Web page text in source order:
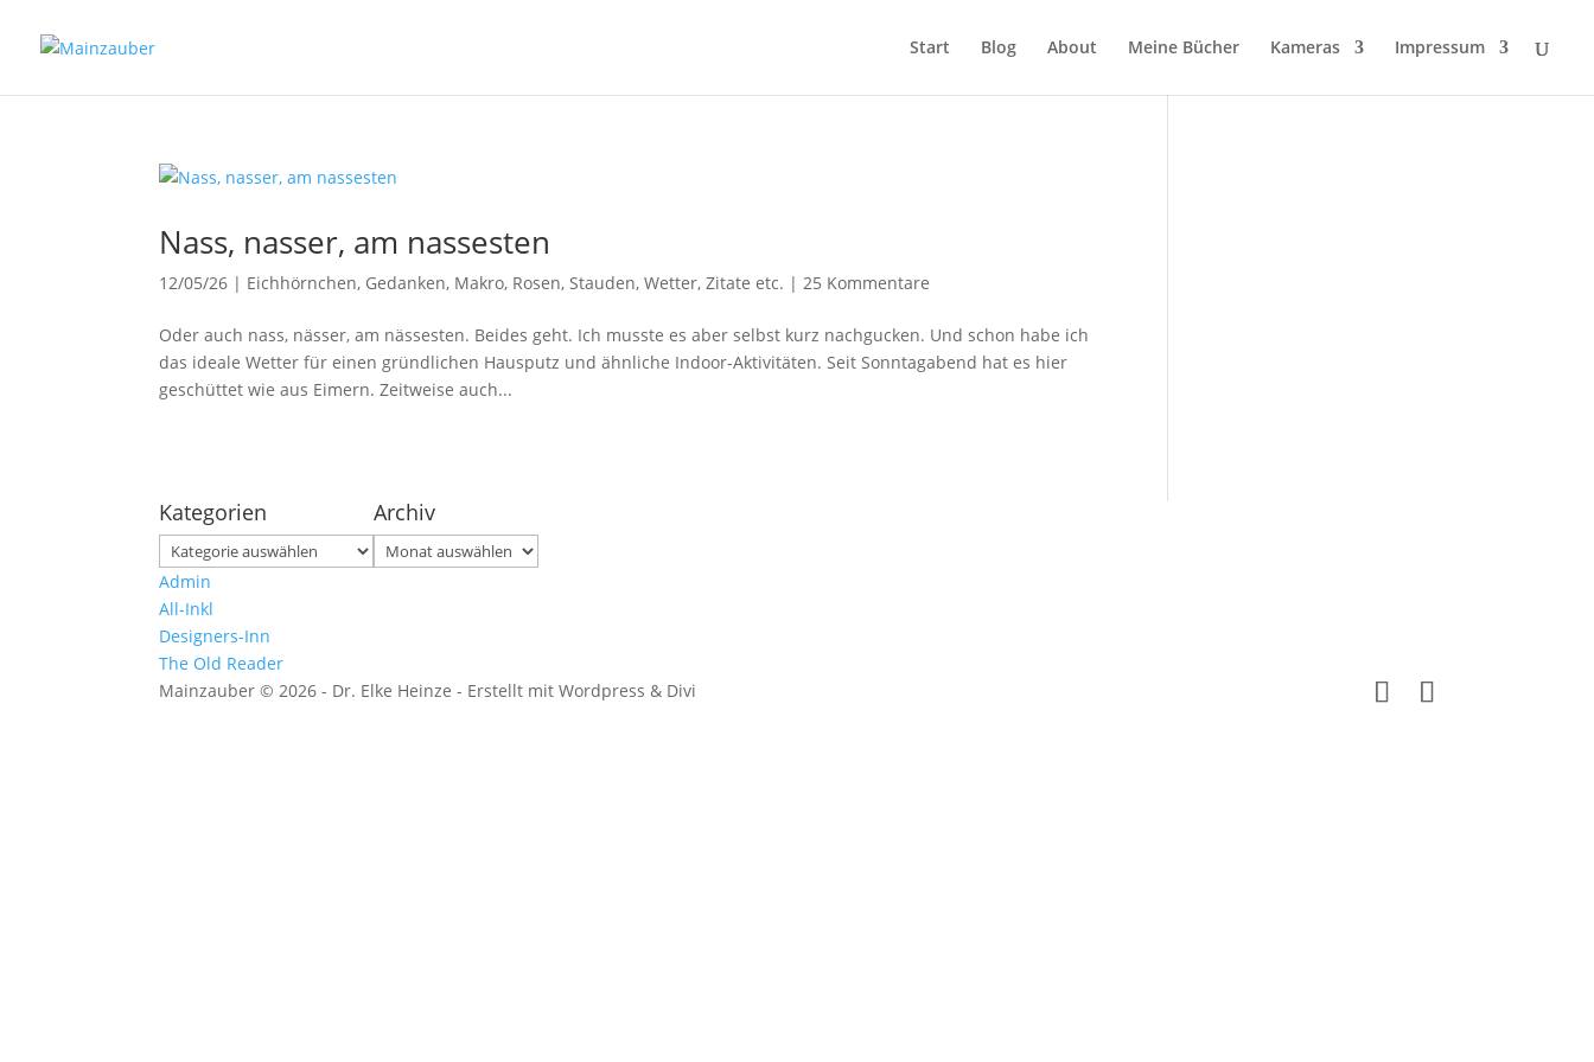
Start Blog About Meine Bücher Kameras Impressum
Nass, nasser, am nassesten
12/05/26 | Eichhörnchen, Gedanken, Makro, Rosen,Stauden,Wetter,Zitate etc. |25 Kommentare
Oder auch nass, nässer, am nässesten. Beides geht. Ich musste es aber selbst kurz nachgucken. Und schon habe ich
das ideale Wetter für einen gründlichen Hausputz und ähnliche Indoor-Aktivitäten. Seit Sonntagabend hat es hier
geschüttet wie aus Eimern. Zeitweise auch...
Kategorien
Kategorien
Archiv
Archiv
Admin
All-Inkl
Designers-Inn
The Old Reader
Mainzauber © 2026 - Dr. Elke Heinze - Erstellt mit Wordpress & Divi